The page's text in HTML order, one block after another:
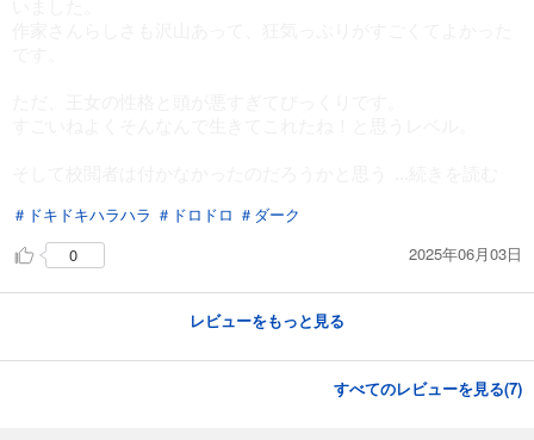
＃ドキドキハラハラ ＃ドロドロ ＃ダーク
0
2025年06月03日
レビューをもっと見る
すべてのレビューを見る(7)